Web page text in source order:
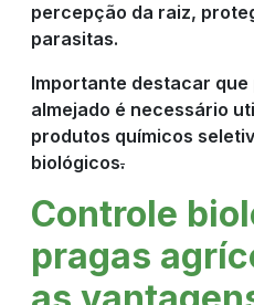
percepção da raiz,
parasitas.
Importante destacar
almejado é necessário
produtos químicos
biológicos.
Controle
pragas